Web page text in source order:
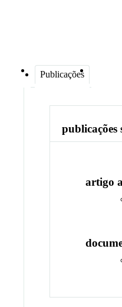
Publicações
publicações
artigo